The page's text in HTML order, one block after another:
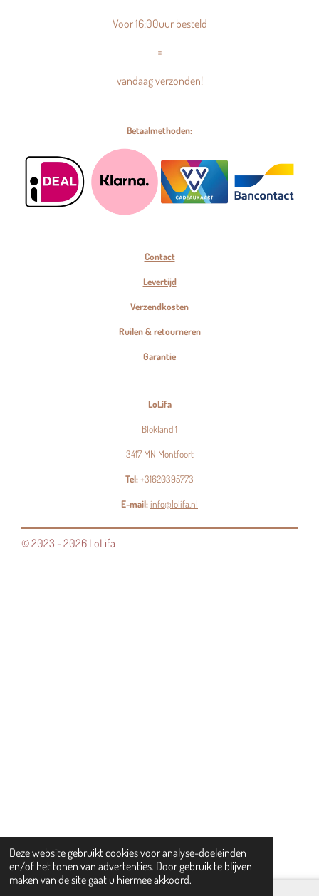
Deze website gebruikt cookies voor analyse-doeleinden
en/of het tonen van advertenties. Door gebruik te blijven
maken van de site gaat u hiermee akkoord.
Voor 16:00uur besteld
=
vandaag verzonden!
Betaalmethoden:
Contact
Levertijd
Verzendkosten
Ruilen & retourneren
Garantie
LoLifa
Blokland 1
3417 MN Montfoort
Tel:+31620395773
E-mail:info@lolifa.nl
© 2023 - 2026 LoLifa